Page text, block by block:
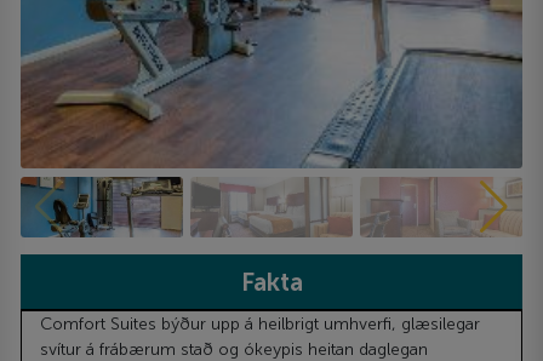
Fakta
Comfort Suites býður upp á heilbrigt umhverfi, glæsilegar
svítur á frábærum stað og ókeypis heitan daglegan